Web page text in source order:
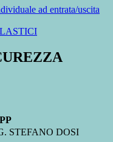
ad entrata/uscita
STEFANO DOSI